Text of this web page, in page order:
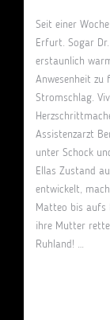
Seit einer
Erfurt. Sogar
erstaunlich
Anwesenheit zu
Stromschlag.
Assistenzarzt
unter Schock
Ellas Zustand
entwickelt,
Matteo bis aufs
ihre Mutter
Ruhland! …